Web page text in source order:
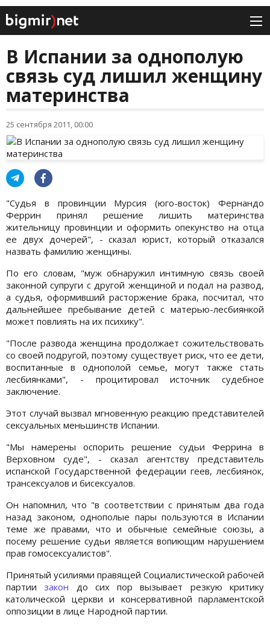
В Испании за однополую
связь суд лишил женщину
материнства
25 сентября 2011, 00:00
"Судья в провинции Мурсия (юго-восток) Фернандо
Феррин принял решение лишить материнства
жительницу провинции и оформить опекунство на отца
ее двух дочерей", - сказал юрист, который отказался
назвать фамилию женщины.
По его словам, "муж обнаружил интимную связь своей
законной супруги с другой женщиной и подал на развод,
а судья, оформивший расторжение брака, посчитал, что
дальнейшее пребывание детей с матерью-лесбиянкой
может повлиять на их психику".
"После развода женщина продолжает сожительствовать
со своей подругой, поэтому существует риск, что ее дети,
воспитанные в однополой семье, могут также стать
лесбиянками", - процитировал источник судебное
заключение.
Этот случай вызвал мгновенную реакцию представителей
сексуальных меньшинств Испании.
"Мы намерены оспорить решение судьи Феррина в
Верховном суде", - сказал агентству представитель
испанской Государственной федерации геев, лесбиянок,
трансексуалов и бисексуалов.
Он напомнил, что "в соответствии с принятым два года
назад законом, однополые пары пользуются в Испании
теме же правами, что и обычные семейные союзы, а
посему решение судьи является вопиющим нарушением
прав гомосексуалистов".
Принятый усилиями правящей Социалистической рабочей
партиизакон до сих пор вызывает резкую критику
католической церкви и консервативной парламентской
оппозиции в лице Нapодной пaртии.